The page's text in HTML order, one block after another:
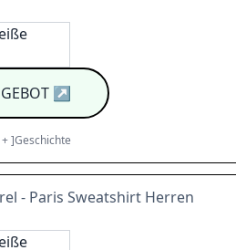
↗
+]Geschichte
- Paris Sweatshirt Herren